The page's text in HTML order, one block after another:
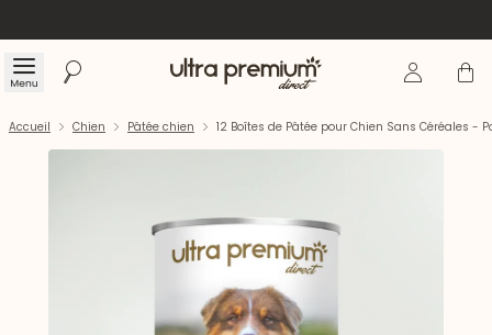
Menu Rechercher Accueil Se Panier
Accueil Chien Pâtée chien 12 Boîtes de Pâtée pour Chien Sans Céréales -